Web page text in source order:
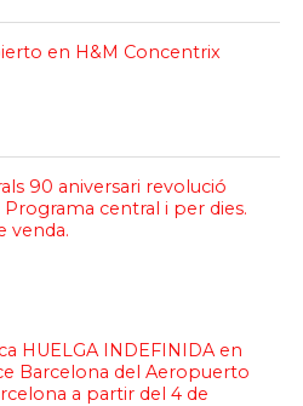
en H&M Concentrix
90 aniversari revolució
Programa central i per dies.
venda.
HUELGA INDEFINIDA en
Barcelona del Aeropuerto
a partir del 4 de